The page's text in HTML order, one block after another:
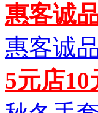
惠客诚
惠客诚
5元店